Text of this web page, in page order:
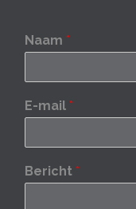
Naam *
E-mail *
Bericht *